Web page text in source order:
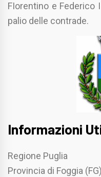
FIorentino e
palio delle contrade.
Informazioni
Regione Puglia
Provincia di Foggia (FG)